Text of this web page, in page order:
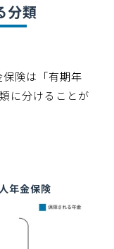
分類
険は「有期年
に分けることが
年金保険